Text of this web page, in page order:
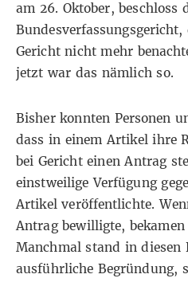
am 26. Oktober, beschloss
Bundesverfassungsgericht,
Gericht nicht mehr
jetzt war das nämlich so.
Bisher konnten Personen
dass in einem Artikel ihre
bei Gericht einen Antrag
einstweilige Verfügung
Artikel veröffentlichte.
Antrag bewilligte,
Manchmal stand in diesen
ausführliche Begründung,